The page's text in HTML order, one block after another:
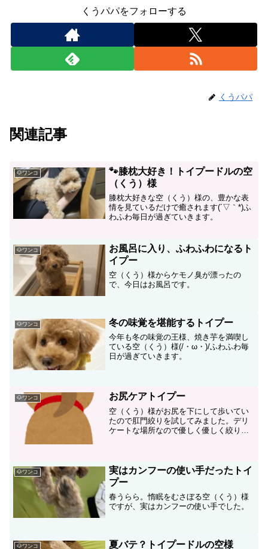
くうパパをフォローする
くうパパ
関連記事
🐶ワンコ
🐾膝枕大好き！トイプードルの空
（くう）様
膝枕大好きな空（くう）様の、豊かな表
情を見ているだけで癒されます(´▽｀*)ふ
わふわ毎日が過ぎていきます。
🐶ワンコ
お風呂に入り、ふわふわになるト
イプー
空（くう）様からケモノ臭が漂ったの
で、今日はお風呂です。
🐶ワンコ 冬の味覚を堪能するトイプー
今年も冬の味覚の王様、焼き芋を満喫し
ている空（くう）様(/・ω・)/ふわふわ毎
日が過ぎていきます。
🐶ワンコ お尻ケアトイプー
空（くう）様がお尻を下にして歩いてい
たので肛門絞りを試してみました。デリ
ケートな場所なので優しく優しく絞り、
🐶ワンコ
実はカンフーの使い手だったトイ
プー
春うらら。惰眠をむさぼる空（くう）様
ですが、実はカンフーの使い手でした。
🐶ワンコ 夏バテ？トイプードルの空様